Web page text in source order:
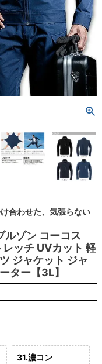
合わせた、気張らない
ルゾン コーコス
ッチ UVカット 軽
ジャケット ジャ
ター【3L】
31.濃コン